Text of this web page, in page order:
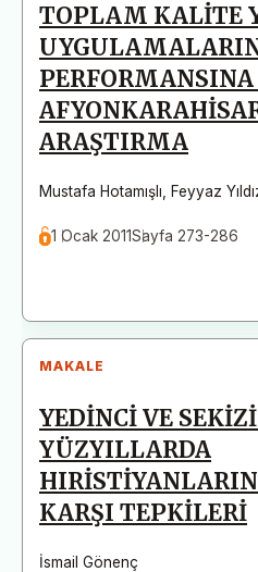
TOPLAM KALİTE
ARAŞTIRMA
Mustafa Hotamışlı Feyyaz
1 Ocak 2011Sayfa 273-286
MAKALE
YEDİNCİ VE
YÜZYILLARDA
KARŞI TEPKİLERİ
İsmail Gönenç